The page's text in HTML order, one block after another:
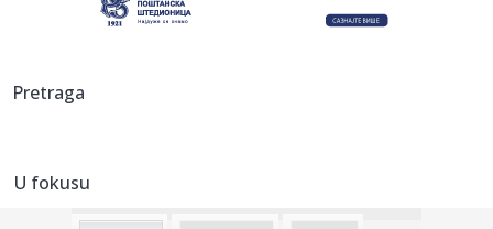
11:28:U požaru u Gornjem Milanovcu izgorela kompletna kuća
11:26:
Pretraga
U fokusu